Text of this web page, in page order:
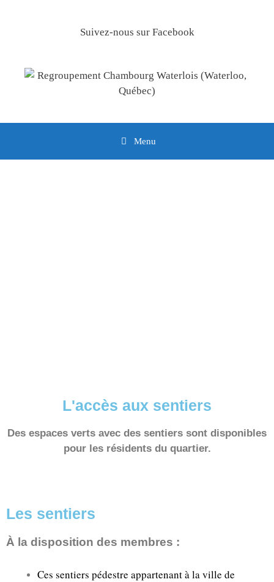
Suivez-nous sur Facebook
Menu
L'accès aux sentiers
Des espaces verts avec des sentiers sont disponibles
pour les résidents du quartier.
Les sentiers
À la disposition des membres :
Ces sentiers pédestre appartenant à la ville de